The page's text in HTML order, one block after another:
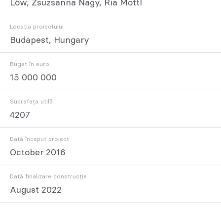
Lőw, Zsuzsanna Nagy, Ria Mottl
Locația proiectului
Budapest, Hungary
Buget în euro
15 000 000
Suprafața utilă
4207
Dată început proiect
October 2016
Dată finalizare construcție
August 2022